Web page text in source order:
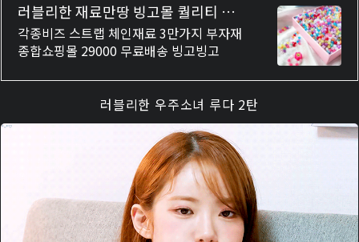
러블리한 재료만땅 빙고몰 퀄리티 최
상 보장!
각종비즈 스트랩 체인재료 3만가지 부자재
종합쇼핑몰 29000 무료배송 빙고빙고
러블리한 우주소녀 루다 2탄